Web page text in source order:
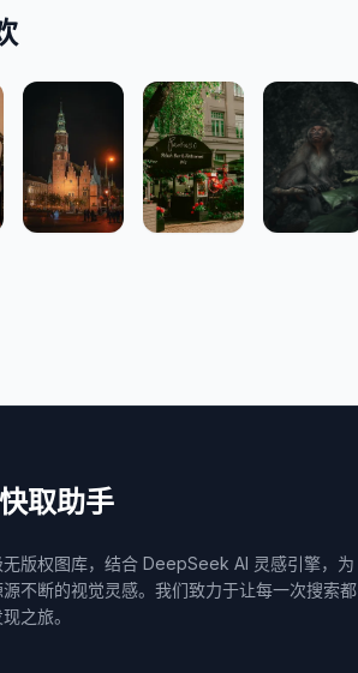
取助手
版权图库，结合 DeepSeek AI 灵感引擎，为
不断的视觉灵感。我们致力于让每一次搜索都
之旅。